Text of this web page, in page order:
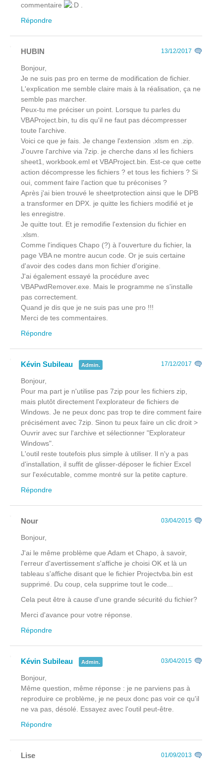
commentaire
Répondre
HUBIN 13/12/2017
Bonjour,
Je ne suis pas pro en terme de modification de fichier.
L'explication me semble claire mais à la réalisation, ça ne
semble pas marcher.
Peux-tu me préciser un point. Lorsque tu parles du
VBAProject.bin, tu dis qu'il ne faut pas décompresser
toute l'archive.
Voici ce que je fais. Je change l'extension .xlsm en .zip.
J'ouvre l'archive via 7zip. je cherche dans xl les fichiers
sheet1, workbook.eml et VBAProject.bin. Est-ce que cette
action décompresse les fichiers ? et tous les fichiers ? Si
oui, comment faire l'action que tu préconises ?
Après j'ai bien trouvé le sheetprotection ainsi que le DPB
a transformer en DPX. je quitte les fichiers modifié et je
les enregistre.
Je quitte tout. Et je remodifie l'extension du fichier en
.xlsm.
Comme l'indiques Chapo (?) à l'ouverture du fichier, la
page VBA ne montre aucun code. Or je suis certaine
d'avoir des codes dans mon fichier d'origine.
J'ai également essayé la procédure avec
VBAPwdRemover.exe. Mais le programme ne s'installe
pas correctement.
Quand je dis que je ne suis pas une pro !!!
Merci de tes commentaires.
Répondre
Kévin Subileau Admin. 17/12/2017
Bonjour,
Pour ma part je n'utilise pas 7zip pour les fichiers zip,
mais plutôt directement l'explorateur de fichiers de
Windows. Je ne peux donc pas trop te dire comment faire
précisément avec 7zip. Sinon tu peux faire un clic droit >
Ouvrir avec sur l'archive et sélectionner "Explorateur
Windows".
L'outil reste toutefois plus simple à utiliser. Il n'y a pas
d'installation, il suffit de glisser-déposer le fichier Excel
sur l'exécutable, comme montré sur la petite capture.
Répondre
Nour 03/04/2015
Bonjour,
J'ai le même problème que Adam et Chapo, à savoir,
l'erreur d'avertissement s'affiche je choisi OK et là un
tableau s'affiche disant que le fichier Projectvba.bin est
supprimé. Du coup, cela supprime tout le code...
Cela peut être à cause d'une grande sécurité du fichier?
Merci d'avance pour votre réponse.
Répondre
Kévin Subileau Admin. 03/04/2015
Bonjour,
Même question, même réponse : je ne parviens pas à
reproduire ce problème, je ne peux donc pas voir ce qu'il
ne va pas, désolé. Essayez avec l'outil peut-être.
Répondre
Lise 01/09/2013